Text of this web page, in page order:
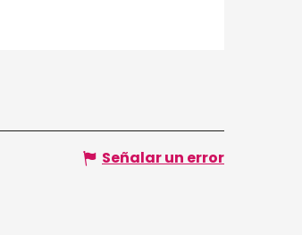
Señalar un error